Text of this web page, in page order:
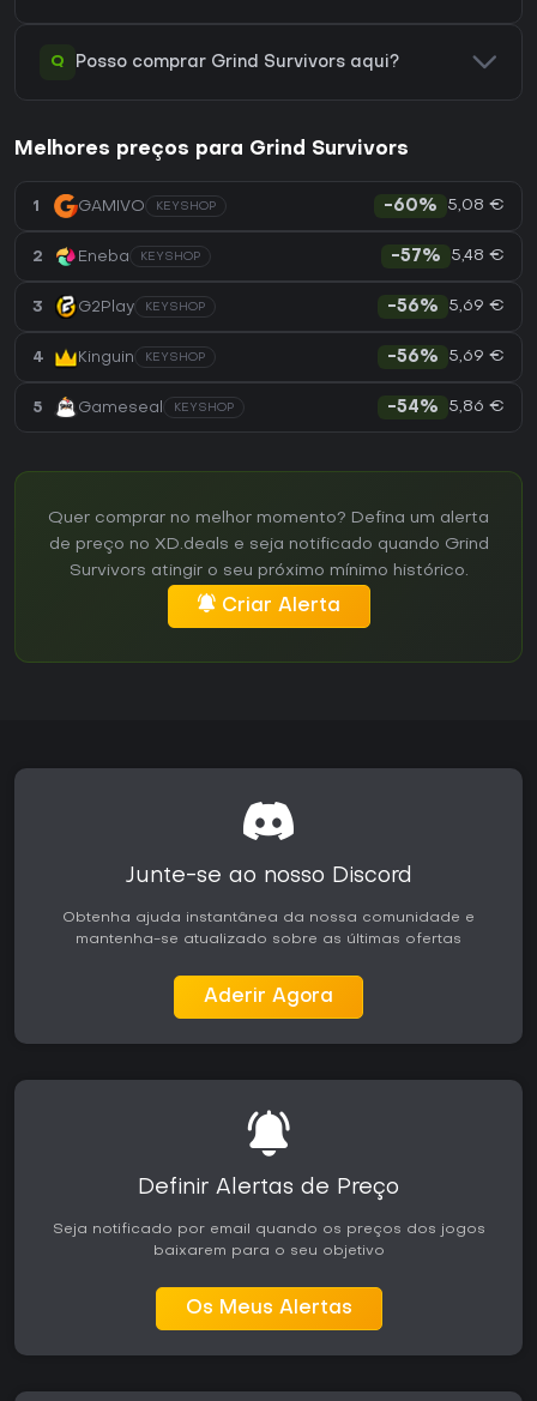
Q Posso comprar Grind Survivors aqui?
Melhores preços para Grind Survivors
1 GAMIVO KEYSHOP -60% 5,08 €
2 Eneba KEYSHOP -57% 5,48 €
3 G2Play KEYSHOP -56% 5,69 €
4 Kinguin KEYSHOP -56% 5,69 €
5 Gameseal KEYSHOP -54% 5,86 €
Quer comprar no melhor momento? Defina um alerta
de preço no XD.deals e seja notificado quando Grind
Survivors atingir o seu próximo mínimo histórico.
Criar Alerta
Junte-se ao nosso Discord
Obtenha ajuda instantânea da nossa comunidade e
mantenha-se atualizado sobre as últimas ofertas
Aderir Agora
Definir Alertas de Preço
Seja notificado por email quando os preços dos jogos
baixarem para o seu objetivo
Os Meus Alertas